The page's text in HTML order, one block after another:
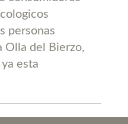
personas
Olla del Bierzo,
esta